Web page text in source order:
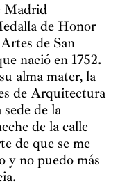
Madrid
de Honor
de San
nació en 1752.
alma mater, la
de Arquitectura
de la
de la calle
de que se me
y no puedo más